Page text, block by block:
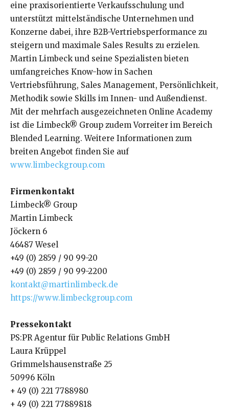
eine praxisorientierte Verkaufsschulung und
unterstützt mittelständische Unternehmen und
Konzerne dabei, ihre B2B-Vertriebsperformance zu
steigern und maximale Sales Results zu erzielen.
Martin Limbeck und seine Spezialisten bieten
umfangreiches Know-how in Sachen
Vertriebsführung, Sales Management, Persönlichkeit,
Methodik sowie Skills im Innen- und Außendienst.
Mit der mehrfach ausgezeichneten Online Academy
ist die Limbeck® Group zudem Vorreiter im Bereich
Blended Learning. Weitere Informationen zum
breiten Angebot finden Sie auf
www.limbeckgroup.com
Firmenkontakt
Limbeck® Group
Martin Limbeck
Jöckern 6
46487 Wesel
+49 (0) 2859 / 90 99-20
+49 (0) 2859 / 90 99-2200
kontakt@martinlimbeck.de
https://www.limbeckgroup.com
Pressekontakt
PS:PR Agentur für Public Relations GmbH
Laura Krüppel
Grimmelshausenstraße 25
50996 Köln
+ 49 (0) 221 7788980
+ 49 (0) 221 77889818